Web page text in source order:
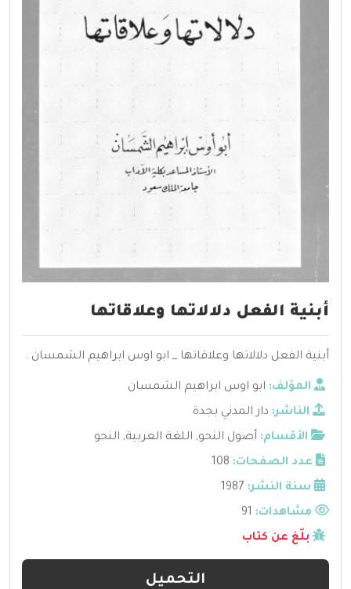
أبنية الفعل دلالاتها وعلاقاتها
أبنية الفعل دلالاتها وعلاقاتها _ ابو اوس ابراهيم الشمسان .
المؤلف: ابو اوس ابراهيم الشمسان
الناشر: دار المدني بجدة
الأقسام: أصول النحو, اللغة العربية, النحو
عدد الصفحات: 108
سنة النشر: 1987
مشاهدات:
بلّغ عن كتاب
التحميل